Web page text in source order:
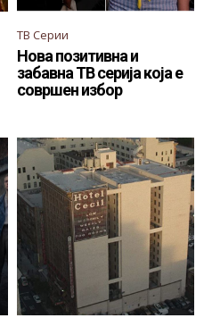
ТВ Серии
Нова позитивна и
забавна ТВ серија која е
совршен избор